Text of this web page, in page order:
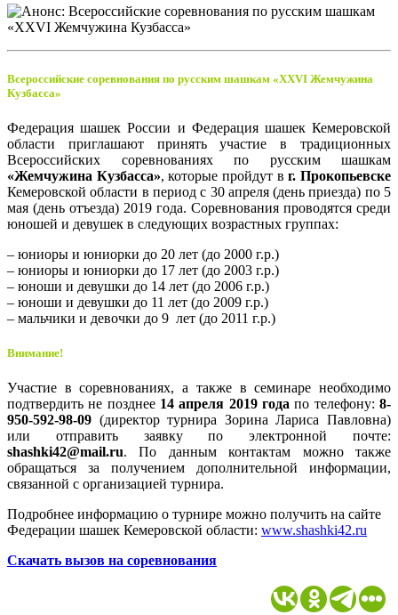
Всероссийские соревнования по русским шашкам «XXVI Жемчужина
Кузбасса»
Федерация шашек России и Федерация шашек Кемеровской
области приглашают принять участие в традиционных
Всероссийских соревнованиях по русским шашкам
«Жемчужина Кузбасса», которые пройдут вг. Прокопьевске
Кемеровской области в период с 30 апреля (день приезда) по 5
мая (день отъезда) 2019 года. Соревнования проводятся среди
юношей и девушек в следующих возрастных группах:
– юниоры и юниорки до 20 лет (до 2000 г.р.)
– юниоры и юниорки до 17 лет (до 2003 г.р.)
– юноши и девушки до 14 лет (до 2006 г.р.)
– юноши и девушки до 11 лет (до 2009 г.р.)
– мальчики и девочки до 9 лет (до 2011 г.р.)
Внимание!
Участие в соревнованиях, а также в семинаре необходимо
подтвердить не позднее 14 апреля 2019 года по телефону: 8-
950-592-98-09 (директор турнира Зорина Лариса Павловна)
или отправить заявку по электронной почте:
shashki42@mail.ru. По данным контактам можно также
обращаться за получением дополнительной информации,
связанной с организацией турнира.
Подробнее информацию о турнире можно получить на сайте
Федерации шашек Кемеровской области: www.shashki42.ru
Скачать вызов на соревнования